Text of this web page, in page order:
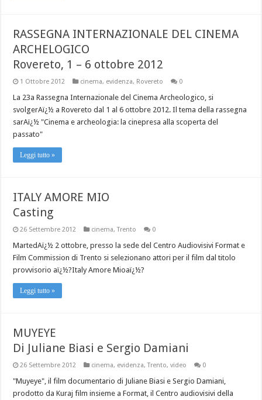
RASSEGNA INTERNAZIONALE DEL CINEMA
ARCHELOGICO
Rovereto, 1 – 6 ottobre 2012
1 Ottobre 2012 cinema, evidenza, Rovereto 0
La 23a Rassegna Internazionale del Cinema Archeologico, si
svolgerAï¿½ a Rovereto dal 1 al 6 ottobre 2012. Il tema della rassegna
sarAï¿½ "Cinema e archeologia: la cinepresa alla scoperta del
passato"
Leggi tutto »
ITALY AMORE MIO
Casting
26 Settembre 2012 cinema,Trento 0
MartedAï¿½ 2 ottobre, presso la sede del Centro Audiovisivi Format e
Film Commission di Trento si selezionano attori per il film dal titolo
provvisorio aï¿½?Italy Amore Mioaï¿½?
Leggi tutto »
MUYEYE
Di Juliane Biasi e Sergio Damiani
26 Settembre 2012 cinema, evidenza,Trento,video 0
"Muyeye", il film documentario di Juliane Biasi e Sergio Damiani,
prodotto da Kuraj film insieme a Format, il Centro audiovisivi della